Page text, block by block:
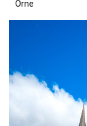
Orne